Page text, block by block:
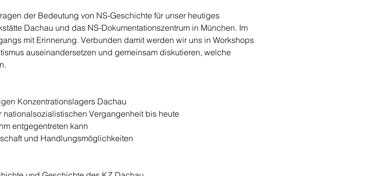
der Bedeutung von NS-Geschichte für unser heutiges
Dachau und das NS-Dokumentationszentrum in München. Im
mit Erinnerung. Verbunden damit werden wir uns in Workshops
auseinandersetzen und gemeinsam diskutieren, welche
Konzentrationslagers Dachau
Vergangenheit bis heute
entgegentreten kann
und Handlungsmöglichkeiten